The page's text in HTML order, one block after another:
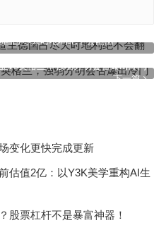
占尽天时地利绝不会翻船
下一篇
vs英格兰，强弱分明会否爆出冷门
变化更快完成更新
估值2亿：以Y3K美学重构AI生
股票杠杆不是暴富神器！